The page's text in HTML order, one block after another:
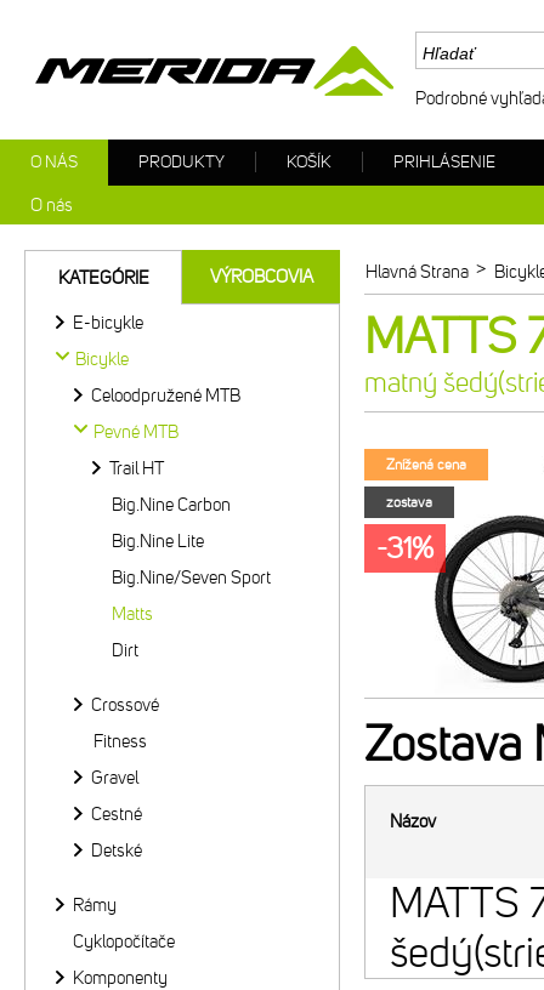
Hlavná Strana >
MATTS
matný
Znížená cena
zostava
-31%
Zostava
Názov
MATTS
KATEGÓRIE VÝROBCOVIA
E-bicykle
Bicykle
Celoodpružené MTB
Pevné MTB
Trail HT
Big.Nine Carbon
Big.Nine Lite
Big.Nine/Seven Sport
Matts
Dirt
Crossové
Fitness
Gravel
Cestné
Detské
Rámy
Cyklopočítače
Komponenty
Podrobné
O NÁS
O nás
PRODUKTY KOŠÍK PRIHLÁSENIE